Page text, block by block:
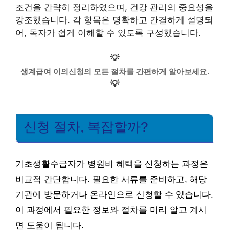
조건을 간략히 정리하였으며, 건강 관리의 중요성을
강조했습니다. 각 항목은 명확하고 간결하게 설명되
어, 독자가 쉽게 이해할 수 있도록 구성했습니다.
💡
생계급여 이의신청의 모든 절차를 간편하게 알아보세요.
💡
신청 절차, 복잡할까?
기초생활수급자가 병원비 혜택을 신청하는 과정은
비교적 간단합니다. 필요한 서류를 준비하고, 해당
기관에 방문하거나 온라인으로 신청할 수 있습니다.
이 과정에서 필요한 정보와 절차를 미리 알고 계시
면 도움이 됩니다.